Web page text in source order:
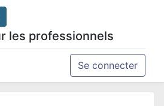
les professionnels
Se connecter